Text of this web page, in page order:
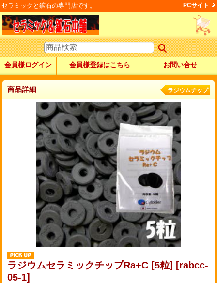
セラミックと鉱石の専門店です。 PCサイト
会員様ログイン 会員様登録はこちら お問い合せ
商品詳細 ラジウムチップ
ラジウムセラミックチップRa+C [5粒] [rabcc-
05-1]